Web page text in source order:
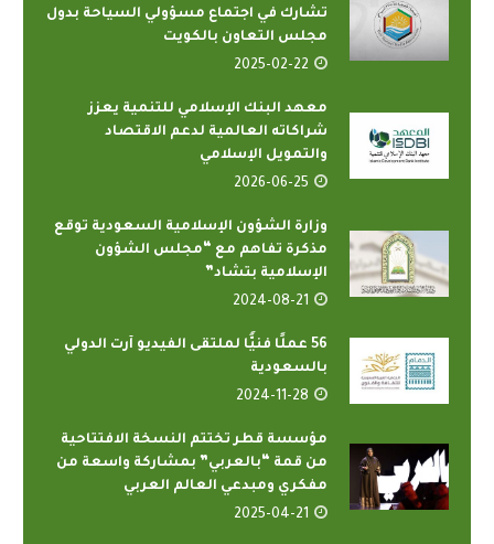
تشارك في اجتماع مسؤولي السياحة بدول
مجلس التعاون بالكويت
2025-02-22
معهد البنك الإسلامي للتنمية يعزز
شراكاته العالمية لدعم الاقتصاد
والتمويل الإسلامي
2026-06-25
وزارة الشؤون الإسلامية السعودية توقع
مذكرة تفاهم مع “مجلس الشؤون
الإسلامية بتشاد”
2024-08-21
56 عملًا فنيًّا لملتقى الفيديو آرت الدولي
بالسعودية
2024-11-28
مؤسسة قطر تختتم النسخة الافتتاحية
من قمة “بالعربي” بمشاركة واسعة من
مفكري ومبدعي العالم العربي
2025-04-21